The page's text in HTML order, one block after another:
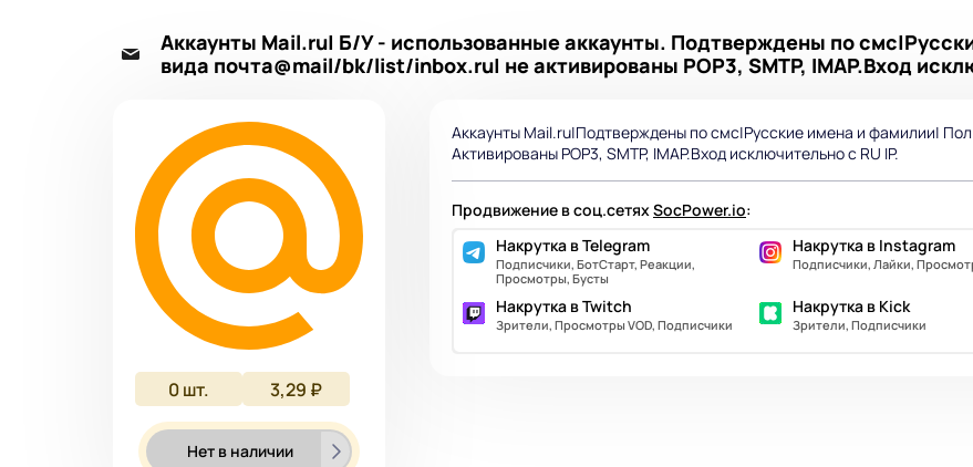
Аккаунты Mail.ru| Б/У - использованные аккаунты. Подтверждены по
вида почта@mail/bk/list/inbox.ru| не активированы POP3, SMTP, IMAP.Вход
0шт. 3,29 ₽
Нет в наличии
Аккаунты Mail.ru|Подтверждены по смс|Русские имена и фамилии|
Активированы POP3, SMTP, IMAP.Вход исключительно с RU IP.
Продвижение в соц.сетяхSocPower.io:
Накрутка в Telegram
Подписчики, БотСтарт, Реакции,
Просмотры, Бусты
Накрутка в Instagram
Подписчики, Лайки,
Накрутка в Twitch
Зрители, Просмотры VOD, Подписчики
Накрутка в Kick
Зрители, Подписчики